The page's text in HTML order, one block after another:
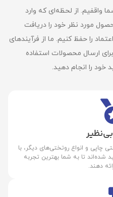
واقفیم. از لحظه‌ای که وارد
مورد نظر خود را دریافت
را حفظ کنیم. ما از فرآیندهای
ارسال محصولات استفاده
خود را انجام دهید.
چاپی و انواع روتختی‌های دیگر، با
تا به شما بهترین تجربه
دهند.